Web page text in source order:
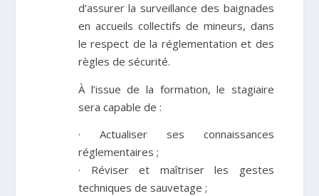
d’assurer la surveillance des baignades
en accueils collectifs de mineurs, dans
le respect de la réglementation et des
règles de sécurité.
À l’issue de la formation, le stagiaire
sera capable de :
· Actualiser ses connaissances
réglementaires ;
· Réviser et maîtriser les gestes
techniques de sauvetage ;